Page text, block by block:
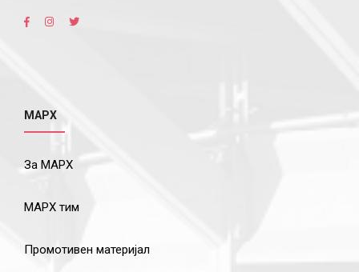
МАРХ
За МАРХ
МАРХ тим
Промотивен материјал